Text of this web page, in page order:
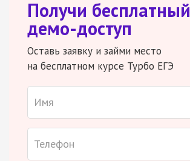
Получи бесплатный
демо-доступ
Оставь заявку и займи место
на бесплатном курсе Турбо ЕГЭ